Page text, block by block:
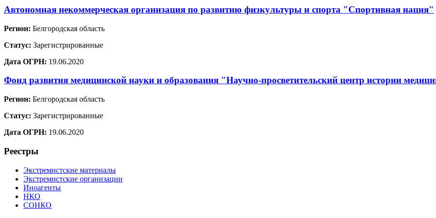
Автономная некоммерческая организация по развитию физкультуры и спорта "Спортивная нация"
Регион: Белгородская область
Статус: Зарегистрированные
Дата ОГРН: 19.06.2020
Фонд развития медицинской науки и образования "Научно-просветительский центр истории
Регион: Белгородская область
Статус: Зарегистрированные
Дата ОГРН: 19.06.2020
Реестры
Экстремистские материалы
Экстремистские организации
Иноагенты
НКО
СОНКО